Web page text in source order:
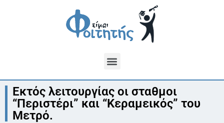
Εκτός λειτουργίας οι σταθμοι
“Περιστέρι” και “Κεραμεικός” του
Μετρό.